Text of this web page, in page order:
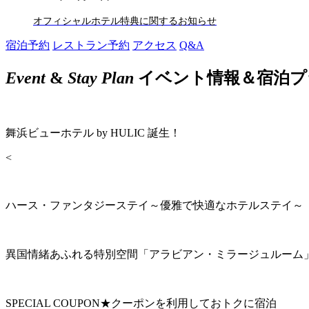
オフィシャルホテル特典に関するお知らせ
宿泊予約 レストラン予約 アクセス Q&A
Event& Stay Plan イベント情報＆宿泊
舞浜ビューホテル by HULIC 誕生！
<
ハース・ファンタジーステイ～優雅で快適なホテルステイ～
異国情緒あふれる特別空間「アラビアン・ミラージュルーム
SPECIAL COUPON★クーポンを利用しておトクに宿泊